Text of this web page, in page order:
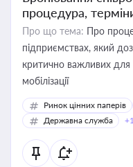
процедура,
Про що тема: Про
підприємствах, який
критично важливих для
мобілізації
Ринок цінних паперів
Державна служба